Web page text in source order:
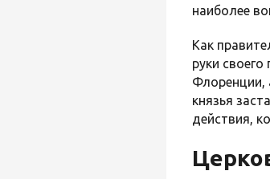
наиболее
Как
руки
Флоренции,
князья
действия,